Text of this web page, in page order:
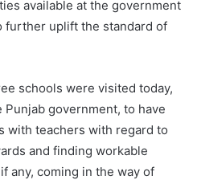
available at the government
further uplift the standard of
schools were visited today,
government, to have
with teachers with regard to
and finding workable
any, coming in the way of